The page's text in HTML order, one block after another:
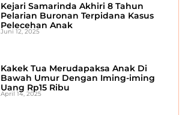
Kejari Samarinda Akhiri 8 Tahun
Pelarian Buronan Terpidana Kasus
Pelecehan Anak
Juni 12, 2025
Kakek Tua Merudapaksa Anak Di
Bawah Umur Dengan Iming-iming
Uang Rp15 Ribu
April 14, 2025